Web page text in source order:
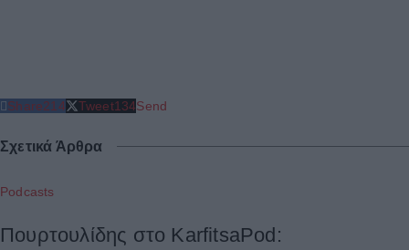
Share214 Tweet134Send
Σχετικά Άρθρα
Podcasts
Πουρτουλίδης στο KarfitsaPod: